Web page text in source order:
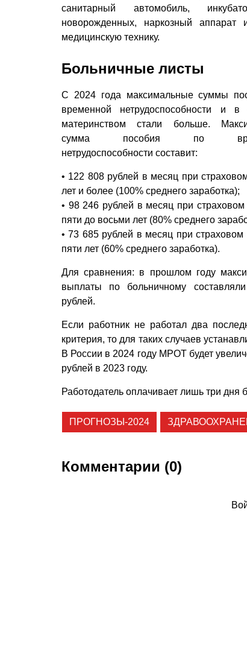
санитарный автомобиль,
новорожденных, наркозный аппарат
медицинскую технику.
Больничные листы
С 2024 года максимальные суммы
временной нетрудоспособности и
материнством стали больше.
сумма пособия по
нетрудоспособности составит:
• 122 808 рублей в месяц при
лет и более (100% среднего заработка);
• 98 246 рублей в месяц при страховом
пяти до восьми лет (80% среднего
• 73 685 рублей в месяц при страховом
пяти лет (60% среднего заработка).
Для сравнения: в прошлом году
выплаты по больничному
рублей.
Если работник не работал два
критерия, то для таких случаев
В России в 2024 году МРОТ будет
рублей в 2023 году.
Работодатель оплачивает лишь три
ПРОГНОЗЫ-2024
Комментарии (0)